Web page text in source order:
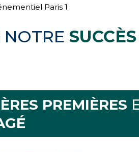
Paris 1
NOTRE SUCCÈS
PREMIÈRES